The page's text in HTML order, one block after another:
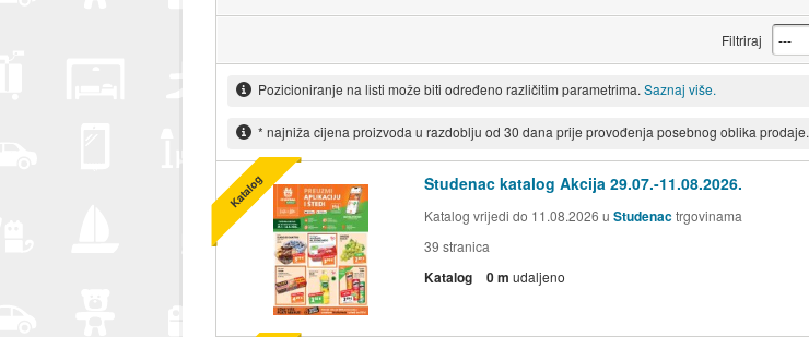
Filtriraj
Pozicioniranje na listi može biti određeno različitim parametrima. Saznaj više.
* najniža cijena proizvoda u razdoblju od 30 dana prije provođenja posebnog oblika prodaje.
Studenac katalog Akcija 29.07.-11.08.2026.
Katalog vrijedi do 11.08.2026 u Studenactrgovinama
39 stranica
Katalog 0 m udaljeno
Katalog